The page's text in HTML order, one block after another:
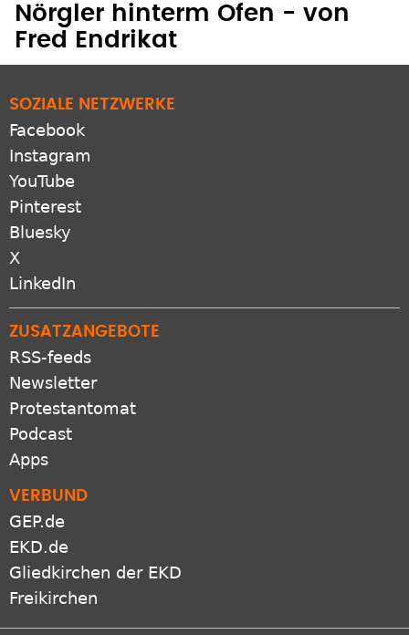
Nörgler hinterm Ofen - von
Fred Endrikat
SOZIALE NETZWERKE
Facebook
Instagram
YouTube
Pinterest
Bluesky
X
LinkedIn
ZUSATZANGEBOTE
RSS-feeds
Newsletter
Protestantomat
Podcast
Apps
VERBUND
GEP.de
EKD.de
Gliedkirchen der EKD
Freikirchen